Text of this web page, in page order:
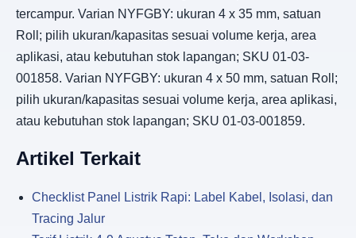
tercampur. Varian NYFGBY: ukuran 4 x 35 mm, satuan
Roll; pilih ukuran/kapasitas sesuai volume kerja, area
aplikasi, atau kebutuhan stok lapangan; SKU 01-03-
001858. Varian NYFGBY: ukuran 4 x 50 mm, satuan Roll;
pilih ukuran/kapasitas sesuai volume kerja, area aplikasi,
atau kebutuhan stok lapangan; SKU 01-03-001859.
Artikel Terkait
Checklist Panel Listrik Rapi: Label Kabel, Isolasi, dan
Tracing Jalur